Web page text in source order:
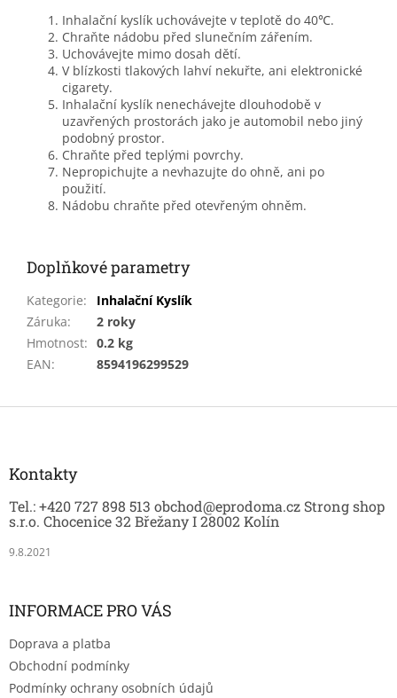
Inhalační kyslík uchovávejte v teplotě do 40℃.
Chraňte nádobu před slunečním zářením.
Uchovávejte mimo dosah dětí.
V blízkosti tlakových lahví nekuřte, ani elektronické
cigarety.
Inhalační kyslík nenechávejte dlouhodobě v
uzavřených prostorách jako je automobil nebo jiný
podobný prostor.
Chraňte před teplými povrchy.
Nepropichujte a nevhazujte do ohně, ani po
použití.
Nádobu chraňte před otevřeným ohněm.
Doplňkové parametry
Kategorie:
Inhalační Kyslík
Záruka:
2 roky
Hmotnost: 0.2 kg
EAN: 8594196299529
Kontakty
Tel.: +420 727 898 513 obchod@eprodoma.cz Strong shop
s.r.o. Chocenice 32 Břežany I 28002 Kolín
9.8.2021
INFORMACE PRO VÁS
Doprava a platba
Obchodní podmínky
Podmínky ochrany osobních údajů